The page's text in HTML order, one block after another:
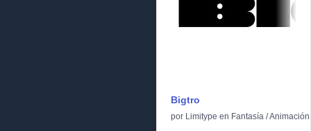
Bigtro
por Limitype en Fantasía /Animación